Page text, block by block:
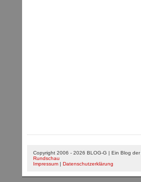
Copyright 2006 - 2026 BLOG-G | Ein Blog der
Rundschau
Impressum | Datenschutzerklärung